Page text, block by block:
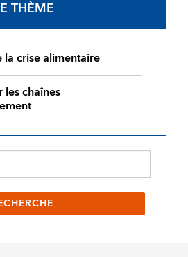
THÈME
la crise alimentaire
les chaînes